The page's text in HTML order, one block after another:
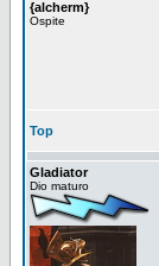
{alcherm}
Ospite
Top
Gladiator
Dio maturo